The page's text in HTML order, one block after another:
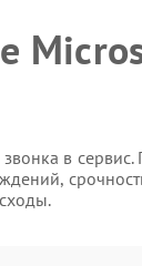
в сервис.